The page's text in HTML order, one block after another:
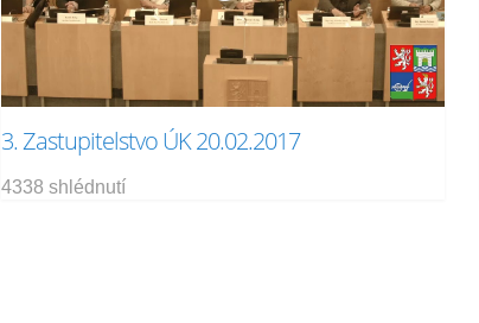
3. Zastupitelstvo ÚK 20.02.2017
4338 shlédnutí